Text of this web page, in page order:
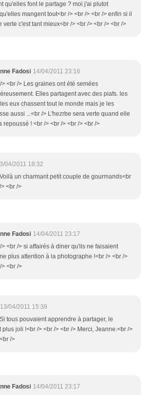
qu'elles font le partage ? moi j'ai plutot
mangent tout<br /> <br /> <br /> enfin si il
verte c'est tant mieux<br /> <br /> <br /> <br />
Fadosi 14/04/2011 23:16
> <br /> Les graines ont été semées
Elles partagent avec des piafs. les
eux chassent tout le monde mais je les
aussi ...<br /> L'hezrbe sera verte quand elle
repoussé ! <br /> <br /> <br /> <br />
04/2011 18:32
un charmant petit couple de gourmands<br
<br />
Fadosi 14/04/2011 23:17
> <br /> si affairés à diner qu'ils ne faisaient
plus attention à la photographe !<br /> <br />
> <br />
13/04/2011 15:39
tous pouvaient apprendre à partager, le
plus joli !<br /> <br /> <br /> Merci, Jeanne.<br />
/>
Fadosi 14/04/2011 23:17